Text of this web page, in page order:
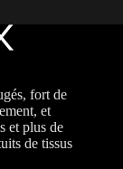
fort de
et
et plus de
de tissus